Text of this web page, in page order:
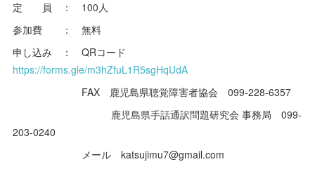
定 員 ： 100人
参加費 ： 無料
申し込み ： QRコード
https://forms.gle/m3hZfuL1R5sgHqUdA
FAX 鹿児島県聴覚障害者協会 099-228-6357
鹿児島県手話通訳問題研究会 事務局 099-
203-0240
メール katsujimu7@gmail.com